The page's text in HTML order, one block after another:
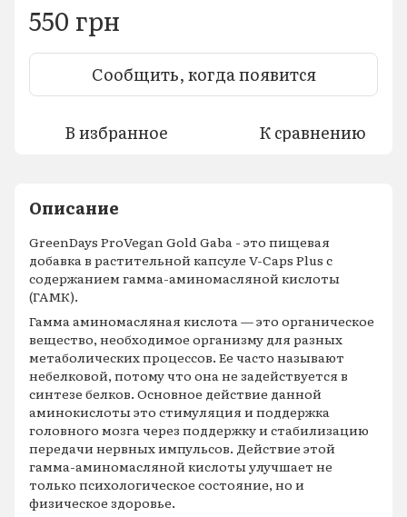
550 грн
Сообщить, когда появится
В избранное К сравнению
Описание
GreenDays ProVegan Gold Gaba - это пищевая
добавка в растительной капсуле V-Caps Plus с
содержанием гамма-аминомасляной кислоты
(ГАМК).
Гамма аминомасляная кислота — это органическое
вещество, необходимое организму для разных
метаболических процессов. Ее часто называют
небелковой, потому что она не задействуется в
синтезе белков. Основное действие данной
аминокислоты это стимуляция и поддержка
головного мозга через поддержку и стабилизацию
передачи нервных импульсов. Действие этой
гамма-аминомасляной кислоты улучшает не
только психологическое состояние, но и
физическое здоровье.